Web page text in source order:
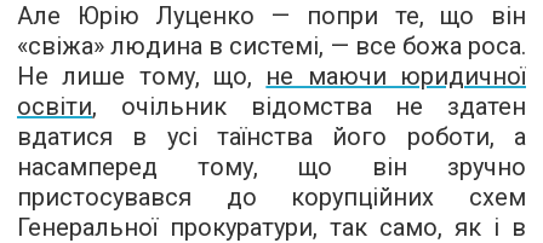
Але Юрію Луценко — попри те, що він
«свіжа» людина в системі, — все божа роса.
Не лише тому, що, не маючи юридичної
освіти, очільник відомства не здатен
вдатися в усі таїнства його роботи, а
насамперед тому, що він зручно
пристосувався до корупційних схем
Генеральної прокуратури, так само, як і в